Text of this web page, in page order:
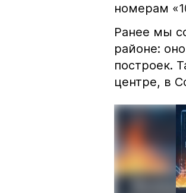
номерам
Ранее мы
районе:
построек.
центре, в